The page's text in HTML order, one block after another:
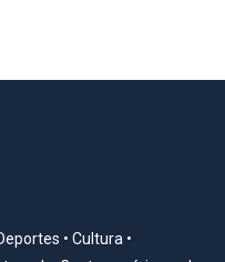
• Cultura •